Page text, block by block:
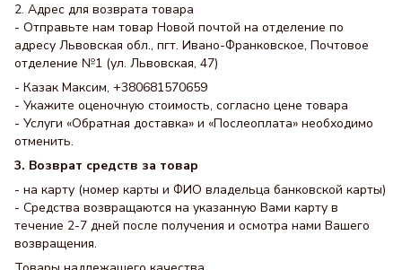
2. Адрес для возврата товара
- Отправьте нам товар Новой почтой на отделение по
адресу Львовская обл., пгт. Ивано-Франковское, Почтовое
отделение №1 (ул. Львовская, 47)
- Казак Максим, +380681570659
- Укажите оценочную стоимость, согласно цене товара
- Услуги «Обратная доставка» и «Послеоплата» необходимо
отменить.
3. Возврат средств за товар
- на карту (номер карты и ФИО владельца банковской карты)
- Средства возвращаются на указанную Вами карту в
течение 2-7 дней после получения и осмотра нами Вашего
возвращения.